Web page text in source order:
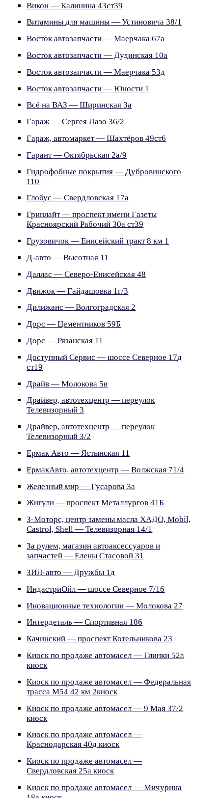
Викон — Калинина 43ст39
Витамины для машины — Устиновича 38/1
Восток автозапчасти — Маерчака 67а
Восток автозапчасти — Дудинская 10а
Восток автозапчасти — Маерчака 53д
Восток автозапчасти — Юности 1
Всё на ВАЗ — Ширинская 3а
Гараж — Сергея Лазо 36/2
Гараж, автомаркет — Шахтёров 49ст6
Гарант — Октябрьская 2а/9
Гидрофобные покрытия — Дубровинского
110
Глобус — Свердловская 17а
Гринлайт — проспект имени Газеты
Красноярский Рабочий 30а ст39
Грузовичок — Енисейский тракт 8 км 1
Д-авто — Высотная 11
Даллас — Северо-Енисейская 48
Движок — Гайдашовка 1г/3
Дилижанс — Волгоградская 2
Дорс — Цементников 59Б
Дорс — Рязанская 11
Доступный Сервис — шоссе Северное 17д
ст19
Драйв — Молокова 5в
Драйвер, автотехцентр — переулок
Телевизорный 3
Драйвер, автотехцентр — переулок
Телевизорный 3/2
Ермак Авто — Ястынская 11
ЕрмакАвто, автотехцентр — Волжская 71/4
Железный мир — Гусарова 3а
Жигули — проспект Металлургов 41Б
З-Моторс, центр замены масла ХАДО, Mobil,
Castrol, Shell — Телевизорная 14/1
За рулем, магазин автоаксессуаров и
запчастей — Елены Стасовой 31
ЗИЛ-авто — Дружбы 1д
ИндастриОйл — шоссе Северное 7/16
Иновационные технологии — Молокова 27
Интердеталь — Спортивная 186
Качинский — проспект Котельникова 23
Киоск по продаже автомасел — Глинки 52а
киоск
Киоск по продаже автомасел — Федеральная
трасса М54 42 км 2киоск
Киоск по продаже автомасел — 9 Мая 37/2
киоск
Киоск по продаже автомасел —
Краснодарская 40д киоск
Киоск по продаже автомасел —
Свердловская 25а киоск
Киоск по продаже автомасел — Мичурина